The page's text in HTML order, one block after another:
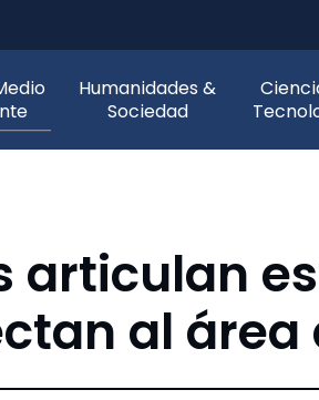
Humanidades &
Sociedad
articulan
al